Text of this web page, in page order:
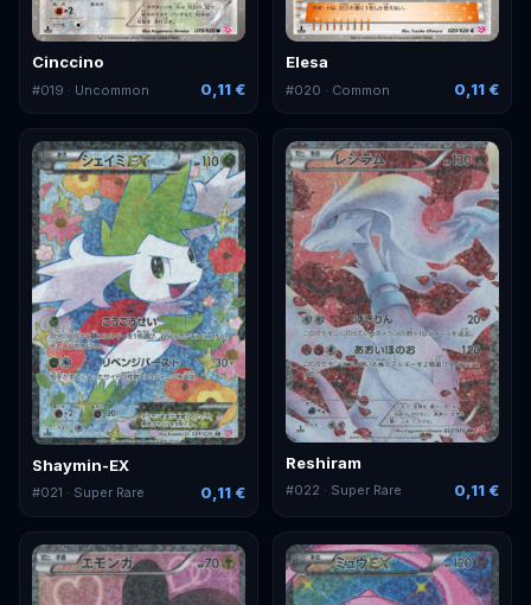
Cinccino
#019 · Uncommon 0,11 €
Elesa
#020 · Common 0,11 €
Shaymin-EX
#021 · Super Rare 0,11 €
Reshiram
#022 · Super Rare 0,11 €